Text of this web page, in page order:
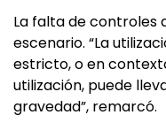
La falta de controles
escenario. “La
estricto, o en
utilización, puede
gravedad”, remarcó.